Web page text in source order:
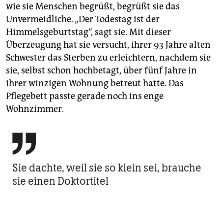
wie sie Menschen begrüßt, begrüßt sie das
Unvermeidliche. „Der Todestag ist der
Himmelsgeburtstag“, sagt sie. Mit dieser
Überzeugung hat sie versucht, ihrer 93 Jahre alten
Schwester das Sterben zu erleichtern, nachdem sie
sie, selbst schon hochbetagt, über fünf Jahre in
ihrer winzigen Wohnung betreut hatte. Das
Pflegebett passte gerade noch ins enge
Wohnzimmer.

Sie dachte, weil sie so klein sei, brauche
sie einen Doktortitel